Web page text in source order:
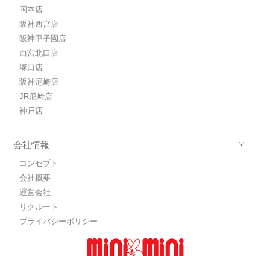
岡本店
阪神西宮店
阪神甲子園店
西宮北口店
塚口店
阪神尼崎店
JR尼崎店
神戸店
会社情報
コンセプト
会社概要
運営会社
リクルート
プライバシーポリシー